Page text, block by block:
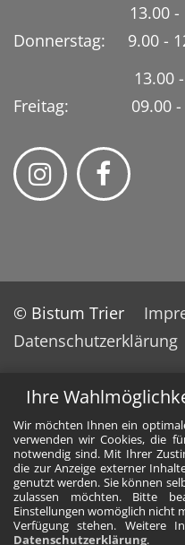
Ihre
Wir möchten Ihnen ein
verwenden wir Cookies, die
notwendig sind. Mit Ihrer
die zur Anzeige externer
genutzt werden. Sie können
zulassen möchten. Bitte
Einstellungen womöglich nicht
Verfügung stehen. Weitere
Datenschutzerklärung.
13.00 -
Donnerstag: 9.00 -
13.00 -
Freitag: 09.00 -
© Bistum Trier
Datenschutzerklärung